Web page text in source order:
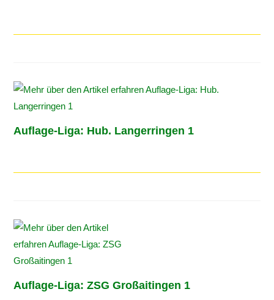
Auflage-Liga: Hub. Langerringen 1
Auflage-Liga: ZSG Großaitingen 1